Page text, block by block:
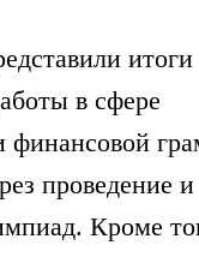
итоги
в сфере
финансовой
проведение и
Кроме